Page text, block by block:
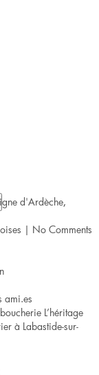
d'Ardèche,
| No Comments
ami.es
L’héritage
à Labastide-sur-